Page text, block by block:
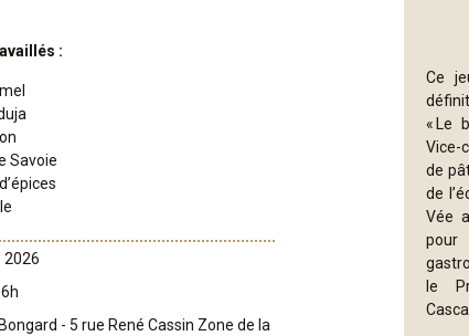
:
Savoie
2026
- 5 rue René Cassin Zone de la
Ce
« Le
Vice-
de
de
Vée
pour
le